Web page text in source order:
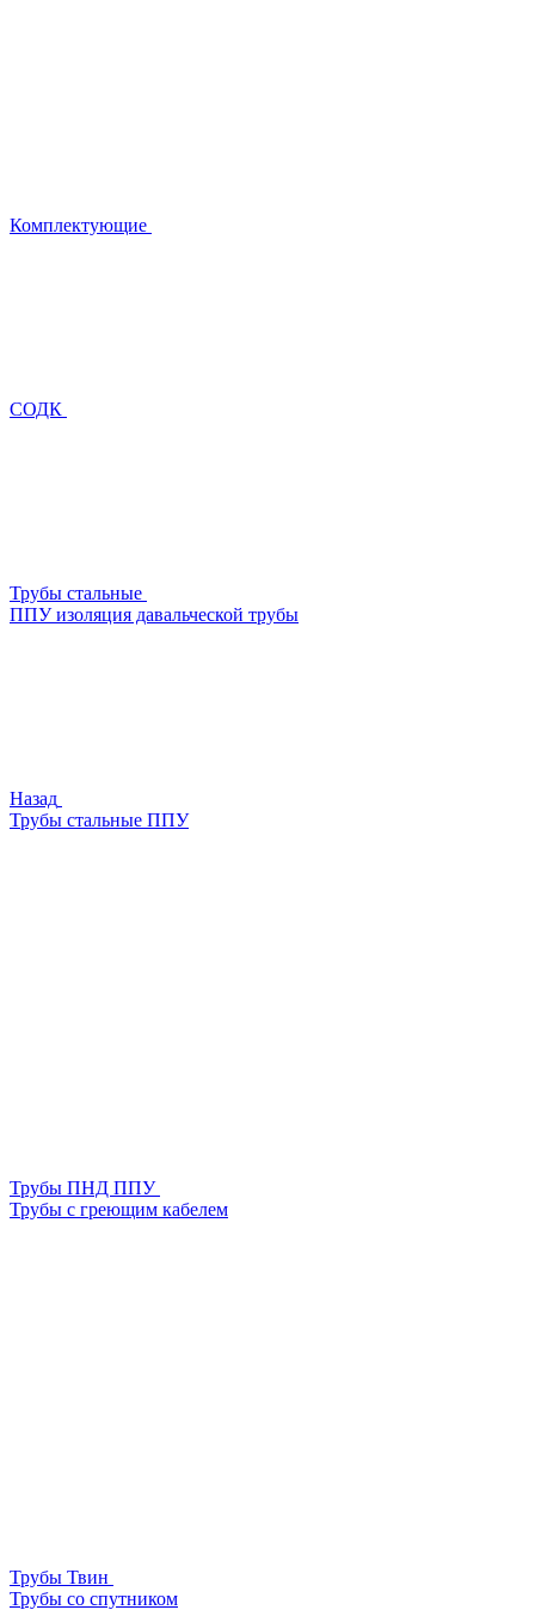
Комплектующие
СОДК
Трубы стальные
ППУ изоляция давальческой трубы
Назад
Трубы стальные ППУ
Трубы ПНД ППУ
Трубы с греющим кабелем
Трубы Твин
Трубы со спутником